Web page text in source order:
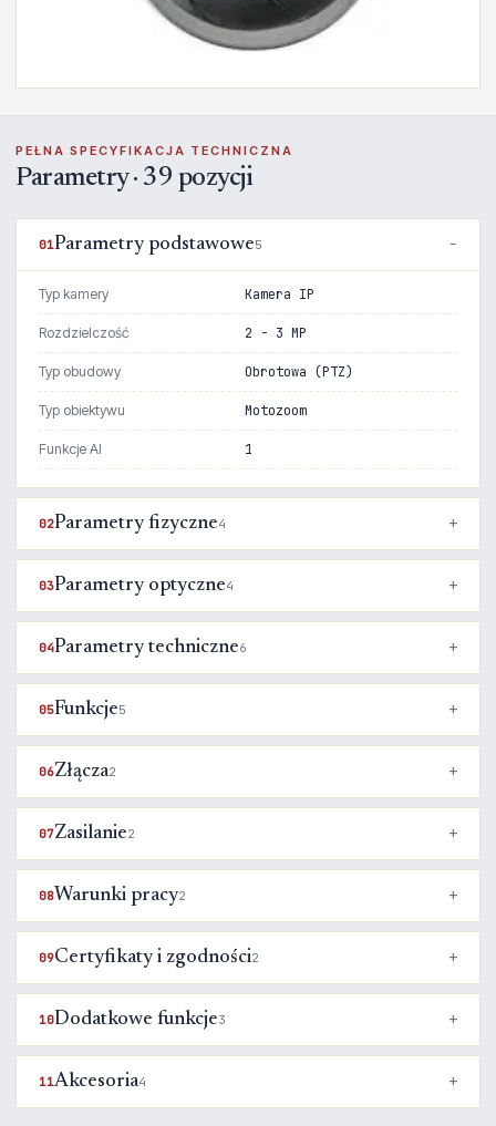
PEŁNA SPECYFIKACJA TECHNICZNA
Parametry · 39 pozycji
01Parametry podstawowe5
Typ kamery Kamera IP
Rozdzielczość 2 - 3 MP
Typ obudowy Obrotowa (PTZ)
Typ obiektywu Motozoom
Funkcje AI 1
02Parametry fizyczne4
03Parametry optyczne4
04Parametry techniczne6
05Funkcje5
06Złącza2
07Zasilanie2
08Warunki pracy2
09Certyfikaty i zgodności2
10Dodatkowe funkcje3
11Akcesoria4